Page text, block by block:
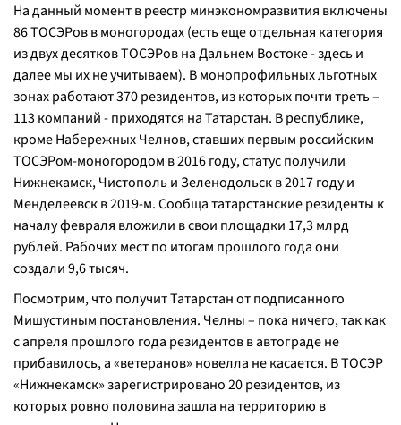
На данный момент в реестр минэкономразвития включены
86 ТОСЭРов в моногородах (есть еще отдельная категория
из двух десятков ТОСЭРов на Дальнем Востоке - здесь и
далее мы их не учитываем). В монопрофильных льготных
зонах работают 370 резидентов, из которых почти треть –
113 компаний - приходятся на Татарстан. В республике,
кроме Набережных Челнов, ставших первым российским
ТОСЭРом-моногородом в 2016 году, статус получили
Нижнекамск, Чистополь и Зеленодольск в 2017 году и
Менделеевск в 2019-м. Сообща татарстанские резиденты к
началу февраля вложили в свои площадки 17,3 млрд
рублей. Рабочих мест по итогам прошлого года они
создали 9,6 тысяч.
Посмотрим, что получит Татарстан от подписанного
Мишустиным постановления. Челны – пока ничего, так как
с апреля прошлого года резидентов в автограде не
прибавилось, а «ветеранов» новелла не касается. В ТОСЭР
«Нижнекамск» зарегистрировано 20 резидентов, из
которых ровно половина зашла на территорию в